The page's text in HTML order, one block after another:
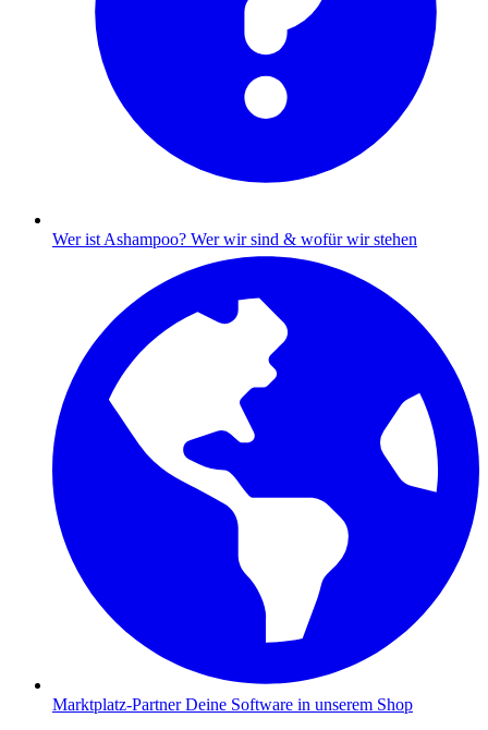
Wer ist Ashampoo? Wer wir sind & wofür wir stehen
Marktplatz-Partner Deine Software in unserem Shop